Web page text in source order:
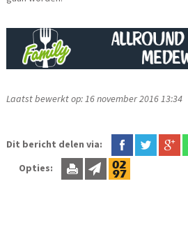
Laatst bewerkt op: 16 november 2016 13:34
Dit bericht delen via:
Opties: